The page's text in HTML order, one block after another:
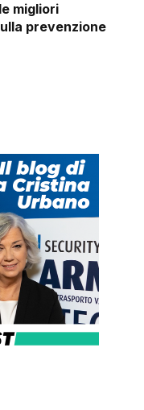
migliori
prevenzione